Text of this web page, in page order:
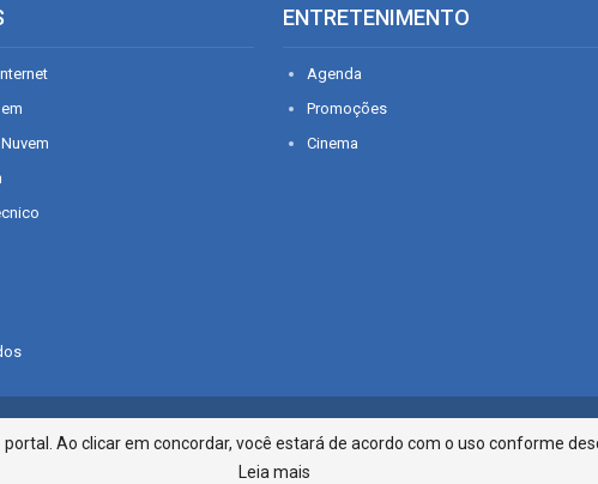
ENTRETENIMENTO
Agenda
Promoções
Cinema
Infonet - Rua Monsenhor Silveira 276, Bairro
Ao clicar em concordar, você estará de acordo com o uso conforme
Leia mais